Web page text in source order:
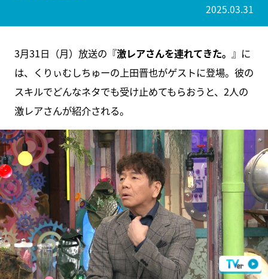
2025.03.31
3月31日（月）放送の『激レアさんを連れてきた。 』に
は、くりぃむしちゅーの上田晋也がゲストに登場。彼の
スキルでどんなネタでも受け止めてもらおうと、2人の
激レアさんが紹介される。